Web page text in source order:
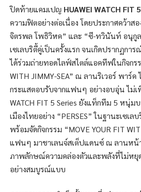
ปิดท้ายแคมเปญ HUAWEI WATCH FIT
ความฟิตอย่างต่อเนื่อง โดยประกาศคว้าส
จิตรพล โพธิวิหค” และ “ซี-ทวินันท์ อนุกู
เซเลบริตี้คู่เป็นครั้งแรก จนเกิดปรากฏกา
ได้ร่วมถ่ายทอดไลฟ์สไตล์แอคทีฟในกิจกรร
WITH JIMMY-SEA” ณ ลานริเวอร์ พาร์ค
กระแสตอบรับจากแฟนๆ อย่างอบอุ่น ไม่เ
WATCH FIT 5 Series ยังแท็กทีม 5 หนุ่
เมืองไทยอย่าง “PERSES” ในฐานะเซเ
พร้อมจัดกิจกรรม “MOVE YOUR FIT
แฟนๆ มาชาเลนจ์สเต็ปแดนซ์ ณ ลานหน้
ภาพลักษณ์ความคล่องตัวและพลังที่ไม่หยุ
อย่างสมบูรณ์แบบ